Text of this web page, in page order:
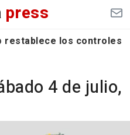
press
restablece los
4 de julio,